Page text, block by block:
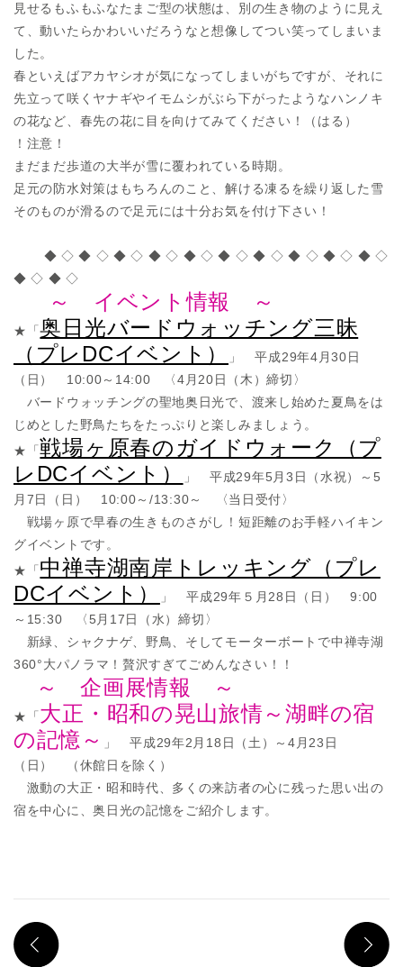
見せるもふもふなたまご型の状態は、別の生き物のように見え
て、動いたらかわいいだろうなと想像してつい笑ってしまいま
した。
春といえばアカヤシオが気になってしまいがちですが、それに
先立って咲くヤナギやイモムシがぶら下がったようなハンノキ
の花など、春先の花に目を向けてみてください！（はる）
！注意！
まだまだ歩道の大半が雪に覆われている時期。
足元の防水対策はもちろんのこと、解ける凍るを繰り返した雪
そのものが滑るので足元には十分お気を付け下さい！
◆ ◇ ◆ ◇ ◆ ◇ ◆ ◇ ◆ ◇ ◆ ◇ ◆ ◇ ◆ ◇ ◆ ◇ ◆ ◇
◆ ◇ ◆ ◇
～ イベント情報 ～
★「奥日光バードウォッチング三昧
（プレDCイベント）
」 平成29年4月30日
（日） 10:00～14:00 〈4月20日（木）締切〉
バードウォッチングの聖地奥日光で、渡来し始めた夏鳥をは
じめとした野鳥たちをたっぷりと楽しみましょう。
★「戦場ヶ原春のガイドウォーク（プ
レDCイベント）
」 平成29年5月3日（水祝）～5
月7日（日） 10:00～/13:30～ 〈当日受付〉
戦場ヶ原で早春の生きものさがし！短距離のお手軽ハイキン
グイベントです。
★「 中禅寺湖南岸トレッキング（プレ
DCイベント）
」 平成29年５月28日（日） 9:00
～15:30 〈5月17日（水）締切〉
新緑、シャクナゲ、野鳥、そしてモーターボートで中禅寺湖
360°大パノラマ！贅沢すぎてごめんなさい！！
～ 企画展情報 ～
★「 大正・昭和の晃山旅情～湖畔の宿
の記憶～
」 平成29年2月18日（土）～4月23日
（日） （休館日を除く）
激動の大正・昭和時代、多くの来訪者の心に残った思い出の
宿を中心に、奥日光の記憶をご紹介します。